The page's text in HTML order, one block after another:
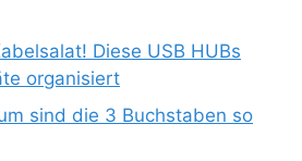
Diese USB HUBs
organisiert
sind die 3 Buchstaben so